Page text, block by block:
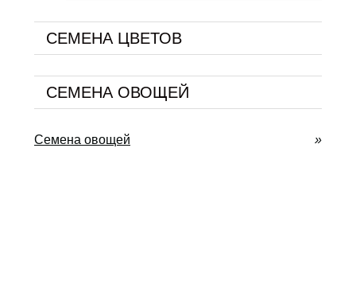
СЕМЕНА ЦВЕТОВ
СЕМЕНА ОВОЩЕЙ
Семена овощей »